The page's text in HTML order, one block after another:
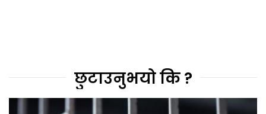
छुटाउनुभयो कि ?